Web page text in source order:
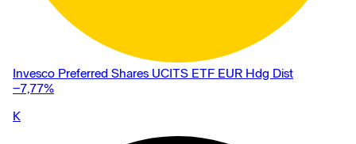
Invesco Preferred Shares UCITS ETF EUR Hdg Dist
−7,77%
K